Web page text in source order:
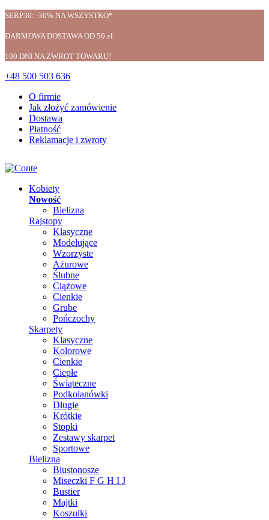
SERP30: -30% NA WSZYSTKO*
DARMOWA DOSTAWA OD 50 zł
100 DNI NA ZWROT TOWARU!
+48 500 503 636
O firmie
Jak złożyć zamówienie
Dostawa
Płatność
Reklamacje i zwroty
Kobiety
Nowość
Bielizna
Rajstopy
Klasyczne
Modelujące
Wzorzyste
Ażurowe
Ślubne
Ciążowe
Cienkie
Grube
Pończochy
Skarpety
Klasyczne
Kolorowe
Cienkie
Ciepłe
Świąteczne
Podkolanówki
Długie
Krótkie
Stopki
Zestawy skarpet
Sportowe
Bielizna
Biustonosze
Miseczki F G H I J
Bustier
Majtki
Koszulki